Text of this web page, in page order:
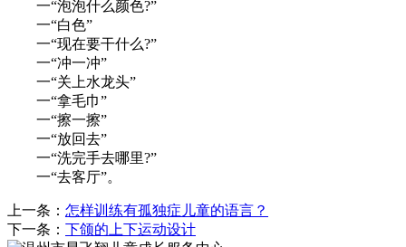
一“泡泡什么颜色?”
一“白色”
一“现在要干什么?”
一“冲一冲”
一“关上水龙头”
一“拿毛巾”
一“擦一擦”
一“放回去”
一“洗完手去哪里?”
一“去客厅”。
上一条： 怎样训练有孤独症儿童的语言？
下一条： 下颌的上下运动设计